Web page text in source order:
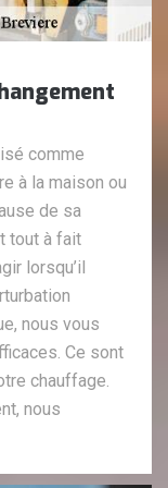
comme
à la maison ou
de sa
tout à fait
lorsqu’il
nous vous
Ce sont
chauffage.
nous